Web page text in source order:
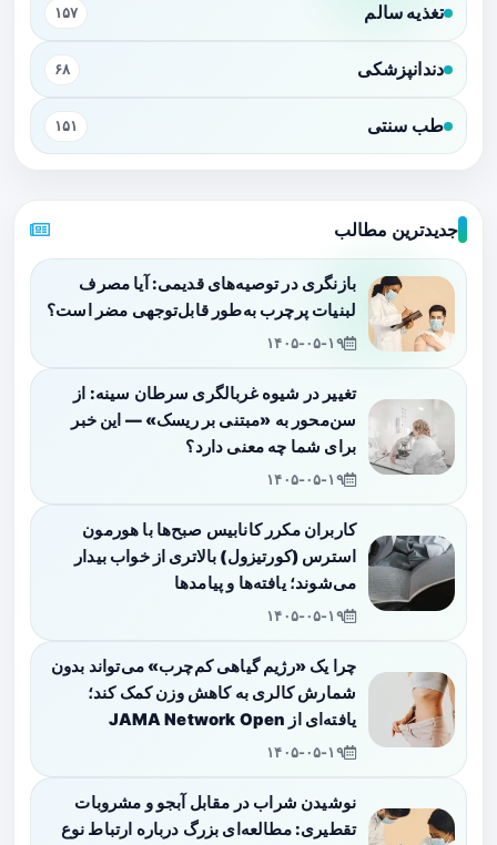
تغذیه سالم ۱۵۷
دندانپزشکی ۶۸
طب سنتی ۱۵۱
جدیدترین مطالب
بازنگری در توصیه‌های قدیمی: آیا مصرف
لبنیات پرچرب به‌طور قابل‌توجهی مضر است؟
۱۴۰۵-۰۵-۱۹
تغییر در شیوه غربالگری سرطان سینه: از
سن‌محور به «مبتنی بر ریسک» — این خبر
برای شما چه معنی دارد؟
۱۴۰۵-۰۵-۱۹
کاربران مکرر کانابیس صبح‌ها با هورمون
استرس (کورتیزول) بالاتری از خواب بیدار
می‌شوند؛ یافته‌ها و پیامدها
۱۴۰۵-۰۵-۱۹
چرا یک «رژیم گیاهی کم‌چرب» می‌تواند بدون
شمارش کالری به کاهش وزن کمک کند؛
یافته‌ای از JAMA Network Open
۱۴۰۵-۰۵-۱۹
نوشیدن شراب در مقابل آبجو و مشروبات
تقطیری: مطالعه‌ای بزرگ درباره ارتباط نوع